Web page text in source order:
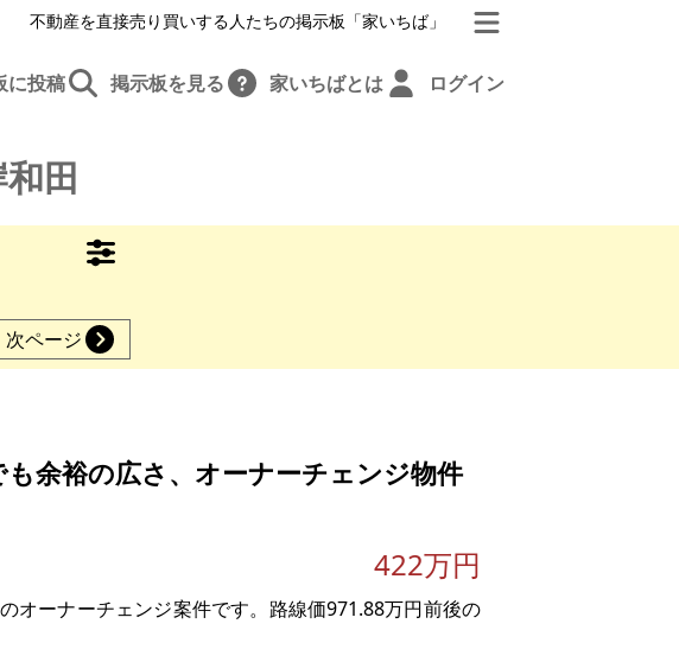
不動産を直接売り買いする人たちの掲示板「家いちば」
に投稿 掲示板を見る 家いちばとは ログイン
田
次ページ
余裕の広さ、オーナーチェンジ物件
422万円
オーナーチェンジ案件です。路線価971.88万円前後の